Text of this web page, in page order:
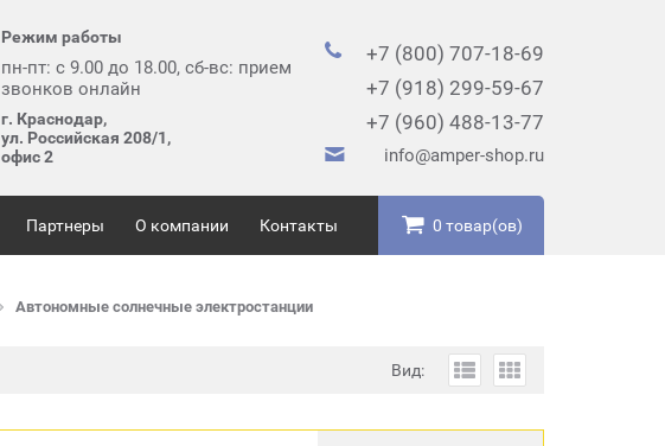
Режим работы
пн-пт: с 9.00 до 18.00, сб-вс: прием
звонков онлайн
г. Краснодар,
ул. Российская 208/1,
офис 2
+7 (800) 707-18-69
+7 (918) 299-59-67
+7 (960) 488-13-77
info@amper-shop.ru
Партнеры О компании Контакты 0 товар(ов)
Автономные солнечные электростанции
Вид: